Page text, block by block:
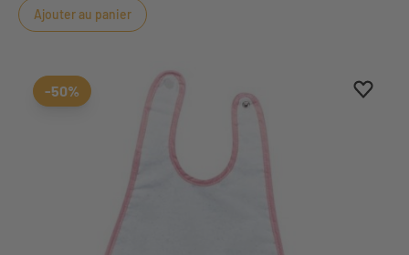
Ajouter au panier
-50%